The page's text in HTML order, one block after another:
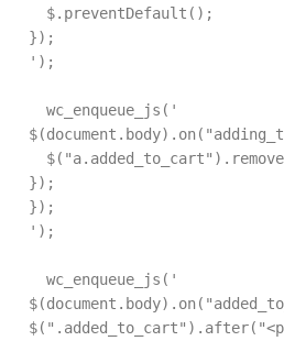
    $.preventDefault();
  });
  ');
    wc_enqueue_js('
  });
  });
  ');
    wc_enqueue_js('